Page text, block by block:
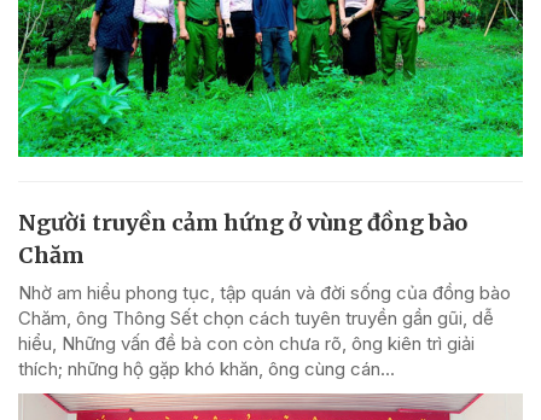
Người truyền cảm hứng ở vùng đồng bào
Chăm
Nhờ am hiểu phong tục, tập quán và đời sống của đồng bào
Chăm, ông Thông Sết chọn cách tuyên truyền gần gũi, dễ
hiểu, Những vấn đề bà con còn chưa rõ, ông kiên trì giải
thích; những hộ gặp khó khăn, ông cùng cán...